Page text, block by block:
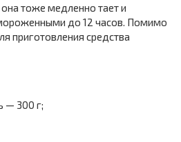
тоже медленно тает и
до 12 часов. Помимо
приготовления средства
— 300 г;